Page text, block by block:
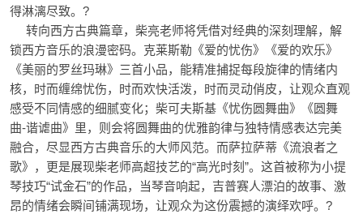
得淋漓尽致。?
转向西方古典篇章，柴亮老师将凭借对经典的深刻理解，解
锁西方音乐的浪漫密码。克莱斯勒《爱的忧伤》《爱的欢乐》
《美丽的罗丝玛琳》三首小品，能精准捕捉每段旋律的情绪内
核，时而缠绵忧伤，时而欢快活泼，时而灵动俏皮，让观众直观
感受不同情感的细腻变化；柴可夫斯基《忧伤圆舞曲》《圆舞
曲-谐谑曲》里，则会将圆舞曲的优雅韵律与独特情感表达完美
融合，尽显西方古典音乐的大师风范。而萨拉萨蒂《流浪者之
歌》，更是展现柴老师高超技艺的“高光时刻”。这首被称为小提
琴技巧“试金石”的作品，当琴音响起，吉普赛人漂泊的故事、激
昂的情绪会瞬间铺满现场，让观众为这份震撼的演绎欢呼。?